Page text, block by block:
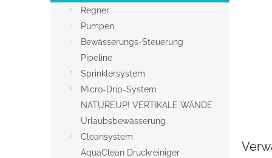
Regner
Pumpen
Bewässerungs-Steuerung
Pipeline
Sprinklersystem
Micro-Drip-System
NATUREUP! VERTIKALE WÄNDE
Urlaubsbewässerung
Cleansystem
AquaClean Druckreiniger